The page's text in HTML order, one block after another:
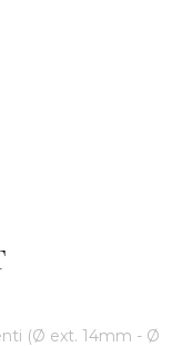
(Ø ext. 14mm - Ø